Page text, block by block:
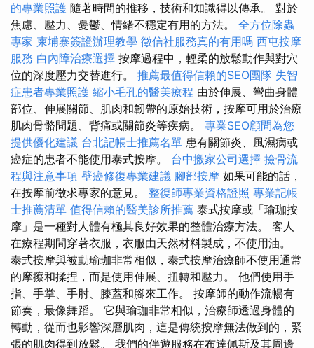
的專業照護 隨著時間的推移，技術和知識得以傳承。 對於
焦慮、壓力、憂鬱、情緒不穩定有用的方法。 全方位除蟲
專家 柬埔寨簽證辦理教學 徵信社服務真的有用嗎 西屯按摩
服務 白內障治療選擇 按摩過程中，輕柔的放鬆動作與對穴
位的深度壓力交替進行。 推薦最值得信賴的SEO團隊 失智
症患者專業照護 縮小毛孔的醫美療程 由於伸展、彎曲身體
部位、伸展關節、肌肉和韌帶的原始技術，按摩可用於治療
肌肉骨骼問題、背痛或關節炎等疾病。 專業SEO顧問為您
提供優化建議 台北記帳士推薦名單 患有關節炎、風濕病或
癌症的患者不能使用泰式按摩。 台中搬家公司選擇 撿骨流
程與注意事項 壁癌修復專業建議 腳部按摩 如果可能的話，
在按摩前徵求專家的意見。 整復師專業資格證照 專業記帳
士推薦清單 值得信賴的醫美診所推薦 泰式按摩或「瑜珈按
摩」是一種對人體有極其良好效果的整體治療方法。 客人
在療程期間穿著衣服，衣服由天然材料製成，不使用油。
泰式按摩與被動瑜珈非常相似，泰式按摩治療師不使用通常
的摩擦和揉捏，而是使用伸展、扭轉和壓力。 他們使用手
指、手掌、手肘、膝蓋和腳來工作。 按摩師的動作流暢有
節奏，最像舞蹈。 它與瑜珈非常相似，治療師透過身體的
轉動，從而也影響深層肌肉，這是傳統按摩無法做到的，緊
張的肌肉得到放鬆。 我們的伴遊服務在布達佩斯及其周邊